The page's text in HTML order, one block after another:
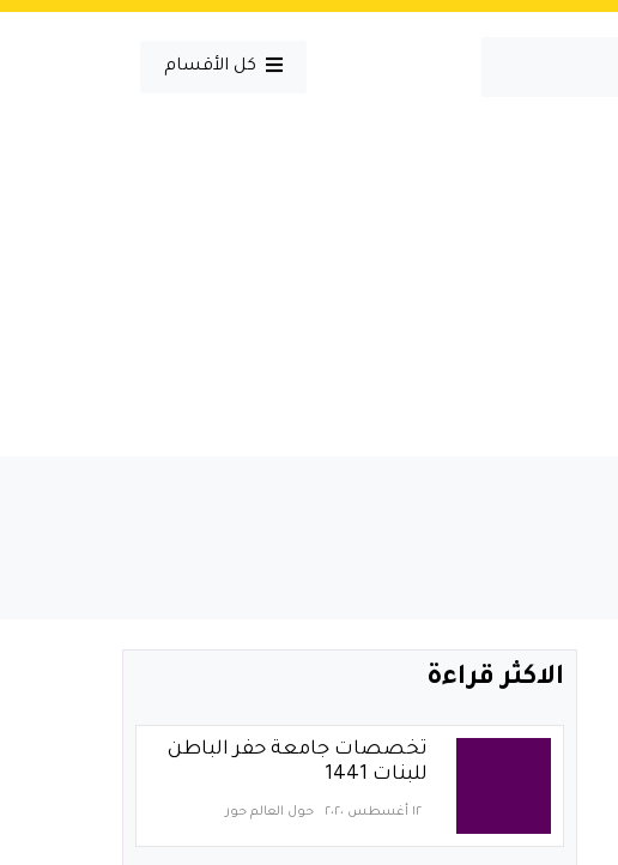
كل الأقسام
الاكثر قراءة
تخصصات جامعة حفر الباطن
للبنات 1441
١٢ أغسطس ٢٠٢٠ حول العالم حور